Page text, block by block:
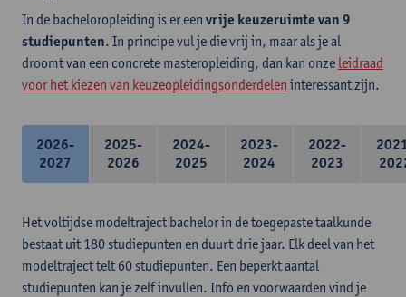
In de bacheloropleiding is er een vrije keuzeruimte van 9
studiepunten. In principe vul je die vrij in, maar als je al
droomt van een concrete masteropleiding, dan kan onze leidraad
voor het kiezen van keuzeopleidingsonderdelen interessant zijn.
2026-
2027
2025-
2026
2024-
2025
2023-
2024
2022-
2023
Het voltijdse modeltraject bachelor in de toegepaste taalkunde
bestaat uit 180 studiepunten en duurt drie jaar. Elk deel van het
modeltraject telt 60 studiepunten. Een beperkt aantal
studiepunten kan je zelf invullen. Info en voorwaarden vind je